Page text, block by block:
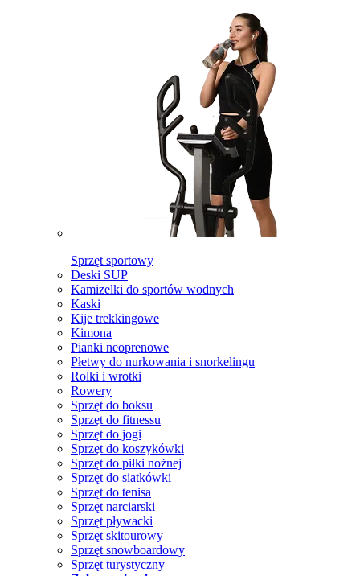
Sprzęt sportowy
Deski SUP
Kamizelki do sportów wodnych
Kaski
Kije trekkingowe
Kimona
Pianki neoprenowe
Płetwy do nurkowania i snorkelingu
Rolki i wrotki
Rowery
Sprzęt do boksu
Sprzęt do fitnessu
Sprzęt do jogi
Sprzęt do koszykówki
Sprzęt do piłki nożnej
Sprzęt do siatkówki
Sprzęt do tenisa
Sprzęt narciarski
Sprzęt pływacki
Sprzęt skitourowy
Sprzęt snowboardowy
Sprzęt turystyczny